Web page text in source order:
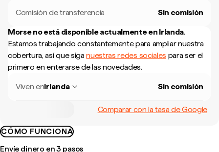
Comisión de transferencia Sin comisión
Morse no está disponible actualmente en Irlanda.
Estamos trabajando constantemente para ampliar nuestra
cobertura, así que siganuestras redes sociales para ser el
primero en enterarse de las novedades.
Viven enIrlanda Sin comisión
Comparar con la tasa de Google
CÓMO FUNCIONA
Envíe dinero en 3 pasos